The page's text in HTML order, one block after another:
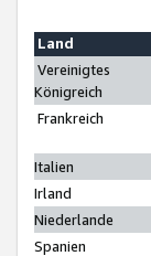
Land
Vereinigtes
Königreich
Frankreich
Italien
Irland
Niederlande
Spanien